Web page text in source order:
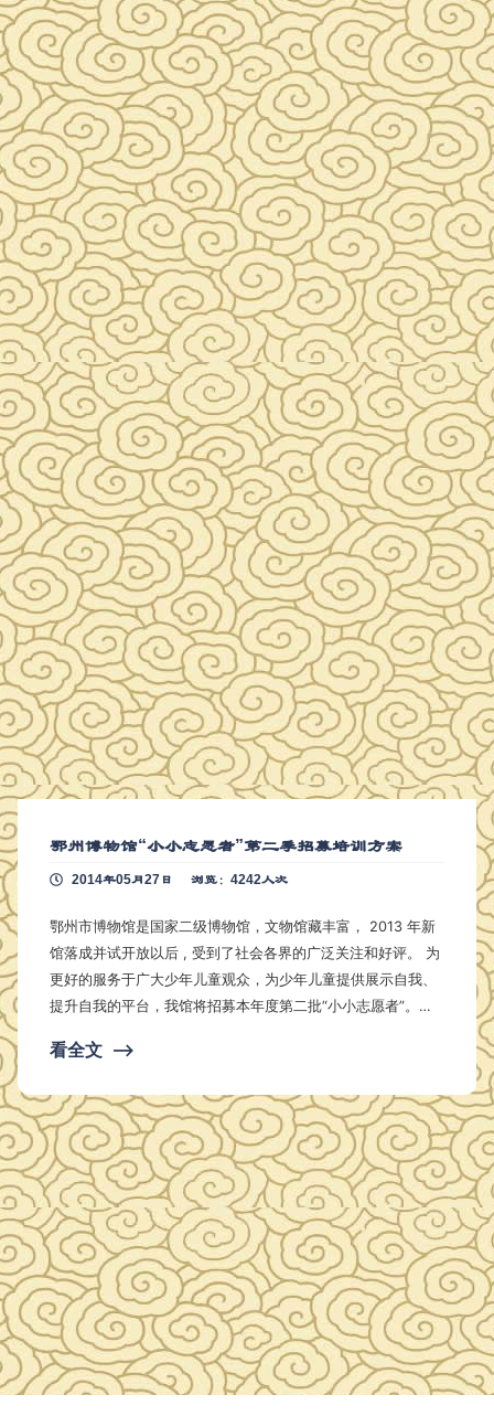
鄂州博物馆“小小志愿者”第二季招募培训方案
2014年05月27日 浏览：4242人次
鄂州市博物馆是国家二级博物馆，文物馆藏丰富， 2013 年新
馆落成并试开放以后 , 受到了社会各界的广泛关注和好评。 为
更好的服务于广大少年儿童观众，为少年儿童提供展示自我、
提升自我的平台，我馆将招募本年度第二批“小小志愿者”。本
中选拔暑期为我馆服务的“小小志愿者”。 一、招募人数 30
，对历史、文化有浓厚兴趣。 c) …
看全文 ⟶